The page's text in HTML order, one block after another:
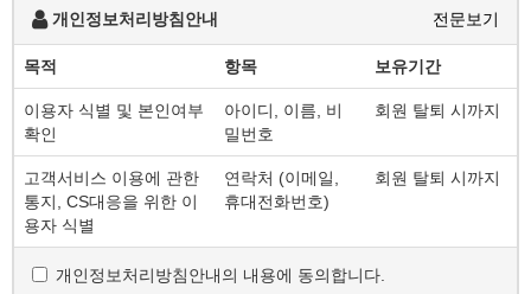
전문보기
개인정보처리방침안내
목적 항목 보유기간
이용자 식별 및 본인여부
확인
아이디, 이름, 비
밀번호
회원 탈퇴 시까지
고객서비스 이용에 관한
통지, CS대응을 위한 이
용자 식별
연락처 (이메일,
휴대전화번호)
회원 탈퇴 시까지
개인정보처리방침안내의 내용에 동의합니다.